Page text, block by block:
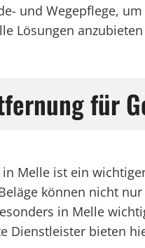
und Wegepflege,
Lösungen
für
Melle ist ein
können nicht
in Melle
Dienstleister bieten